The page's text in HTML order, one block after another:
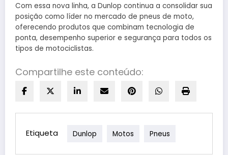
Com essa nova linha, a Dunlop continua a consolidar sua
posição como líder no mercado de pneus de moto,
oferecendo produtos que combinam tecnologia de
ponta, desempenho superior e segurança para todos os
tipos de motociclistas.
Compartilhe este conteúdo:
Etiqueta Dunlop Motos Pneus